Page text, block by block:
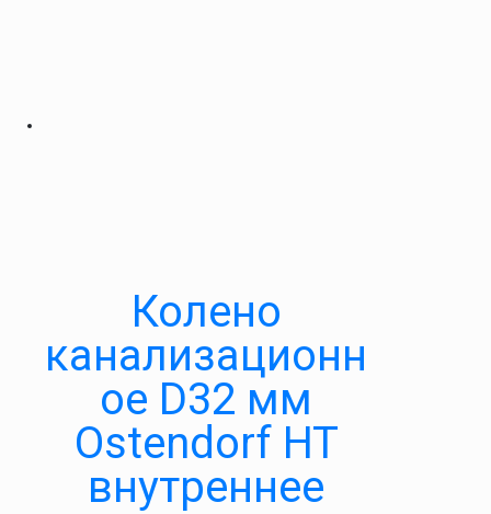
Колено
канализационн
ое D32 мм
Ostendorf HT
внутреннее